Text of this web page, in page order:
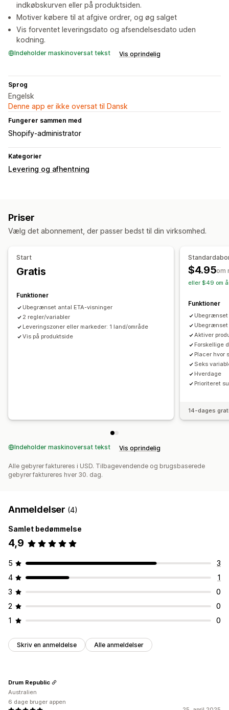
indkøbskurven eller på produktsiden.
Motiver købere til at afgive ordrer, og øg salget
Vis forventet leveringsdato og afsendelsesdato uden
kodning.
Indeholder maskinoversat tekst Vis oprindelig
Sprog
Engelsk
Denne app er ikke oversat til Dansk
Fungerer sammen med
Shopify-administrator
Kategorier
Levering og afhentning
Priser
Vælg det abonnement, der passer bedst til din virksomhed.
Start
Gratis
Funktioner
Ubegrænset antal ETA-visninger
2 regler/variabler
Leveringszoner eller markeder: 1 land/område
Vis på produktside
$4.95om
eller $49 om
Funktioner
Aktiver
Forskellige
Placer hvor
Seks
Hverdage
Prioriteret
14-dages
Indeholder maskinoversat tekst Vis oprindelig
Alle gebyrer faktureres i USD. Tilbagevendende og brugsbaserede
gebyrer faktureres hver 30. dag.
Anmeldelser (4)
Samlet bedømmelse
4,9
5
3
4
1
3
0
2
0
1
0
Skriv en anmeldelse Alle anmeldelser
Drum Republic
Australien
6 dage bruger appen